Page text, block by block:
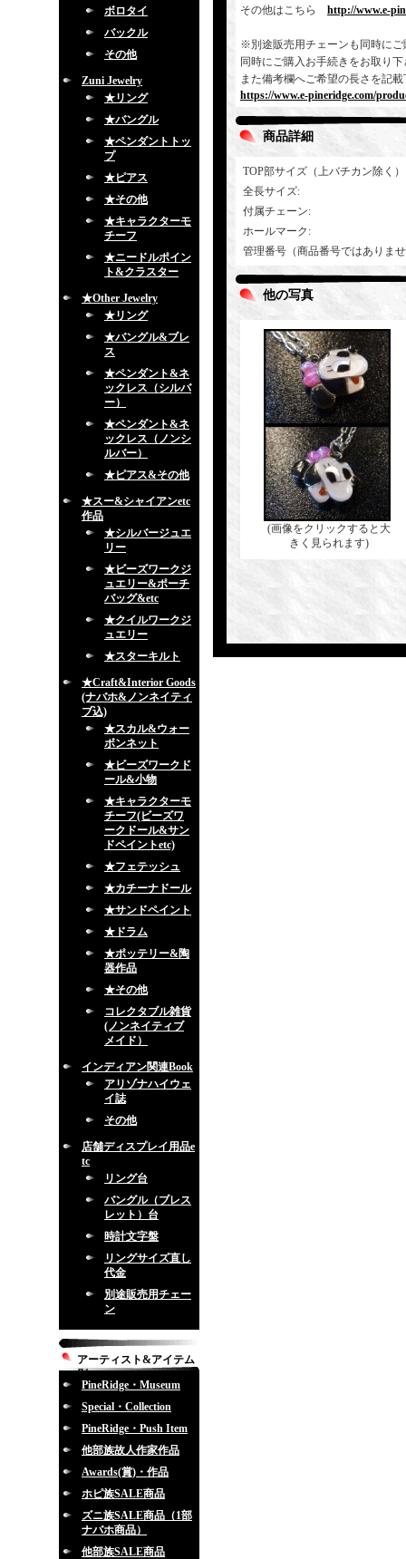
ボロタイ
バックル
その他
Zuni Jewelry
★リング
★バングル
★ペンダントトッ
プ
★ピアス
★その他
★キャラクターモ
チーフ
★ニードルポイン
ト&クラスター
★Other Jewelry
★リング
★バングル&ブレ
ス
★ペンダント&ネ
ックレス（シルバ
ー）
★ペンダント&ネ
ックレス（ノンシ
ルバー）
★ピアス&その他
★スー&シャイアンetc
作品
★シルバージュエ
リー
★ビーズワークジ
ュエリー&ポーチ
バッグ&etc
★クイルワークジ
ュエリー
★スターキルト
★Craft&Interior Goods
(ナバホ&ノンネイティ
ブ込)
★スカル&ウォー
ボンネット
★ビーズワークド
ール&小物
★キャラクターモ
チーフ(ビーズワ
ークドール&サン
ドペイントetc)
★フェテッシュ
★カチーナドール
★サンドペイント
★ドラム
★ポッテリー&陶
器作品
★その他
コレクタブル雑貨
(ノンネイティブ
メイド）
インディアン関連Book
アリゾナハイウェ
イ誌
その他
店舗ディスプレイ用品e
tc
リング台
バングル（ブレス
レット）台
時計文字盤
リングサイズ直し
代金
別途販売用チェー
ン
アーティスト&アイテム
別
PineRidge・Museum
Special・Collection
PineRidge・Push Item
他部族故人作家作品
Awards(賞)・作品
ホピ族SALE商品
ズニ族SALE商品（1部
ナバホ商品）
他部族SALE商品
その他はこちら http://www.e-
※別途販売用チェーンも同時に
同時にご購入お手続きをお取り
また備考欄へご希望の長さを記
https://www.e-pineridge.com/
商品詳細
TOP部サイズ（上バチカン除く）
全長サイズ:
付属チェーン:
ホールマーク :
管理番号（商品番号ではありま
他の写真
(画像をクリックすると大
きく見られます)